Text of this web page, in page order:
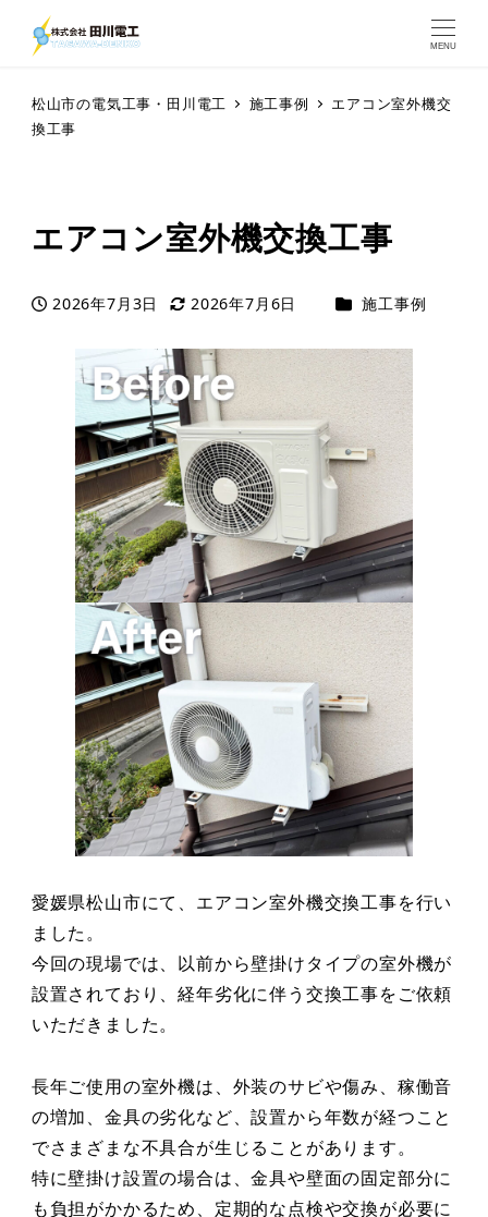
MENU
松山市の電気工事・田川電工 施工事例
エアコン室外機交
換工事
エアコン室外機交換工事
投稿日
2026年7月3日
更新日
2026年7月6日 カテゴリー
施工事例
愛媛県松山市にて、エアコン室外機交換工事を行い
ました。
今回の現場では、以前から壁掛けタイプの室外機が
設置されており、経年劣化に伴う交換工事をご依頼
いただきました。
長年ご使用の室外機は、外装のサビや傷み、稼働音
の増加、金具の劣化など、設置から年数が経つこと
でさまざまな不具合が生じることがあります。
特に壁掛け設置の場合は、金具や壁面の固定部分に
も負担がかかるため、定期的な点検や交換が必要に